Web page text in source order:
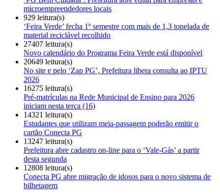
microempreendedores locais
929 leitura(s)
‘Feira Verde’ fecha 1º semestre com mais de 1,3 tonelada de
material reciclável recolhido
27407 leitura(s)
Novo calendário do Programa Feira Verde está disponível
20649 leitura(s)
No site e pelo ‘Zap PG’, Prefeitura libera consulta ao IPTU
2026
16275 leitura(s)
Pré-matrículas na Rede Municipal de Ensino para 2026
iniciam nesta terça (16)
14321 leitura(s)
Estudantes que utilizam meia-passagem poderão emitir o
cartão Conecta PG
13247 leitura(s)
Prefeitura abre cadastro on-line para o ‘Vale-Gás’ a partir
desta segunda
12808 leitura(s)
Conecta PG abre migração de idosos para o novo sistema de
bilhetagem